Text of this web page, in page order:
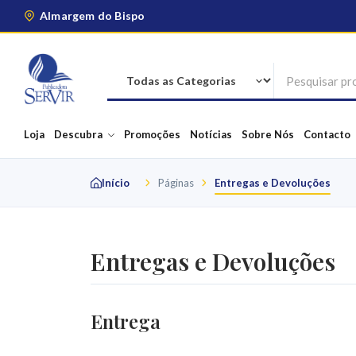
Almargem do Bispo
Loja Descubra Promoções Notícias Sobre Nós Contacto
Início Páginas Entregas e Devoluções
Entregas e Devoluções
Entrega